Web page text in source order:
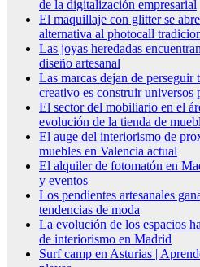
de la digitalización empresarial
El maquillaje con glitter se
alternativa al photocall
Las joyas heredadas
diseño artesanal
Las marcas dejan de perseguir
creativo es construir universos
El sector del mobiliario en el
evolución de la tienda de
El auge del interiorismo de
muebles en Valencia actual
El alquiler de fotomatón en
y eventos
Los pendientes artesanales
tendencias de moda
La evolución de los espacios
de interiorismo en Madrid
Surf camp en Asturias |